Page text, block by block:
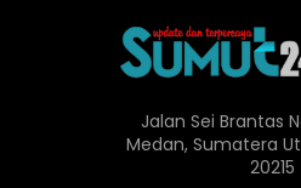
Jalan Sei Brantas
Medan, Sumatera
20215